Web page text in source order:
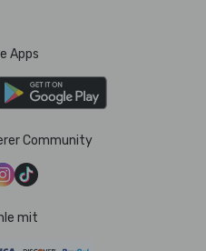
Apps
Community
mit